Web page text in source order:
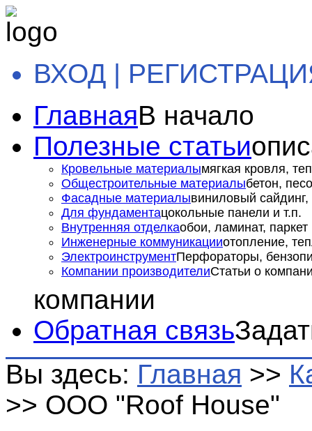
ВХОД |
ГлавнаяВ начало
Полезные статьи
Кровельные материалымягкая кровля,
Общестроительные материалыбетон,
Фасадные материалывиниловый сайдинг,
Для фундаментацокольные панели и т.п.
Внутренняя отделкаобои, ламинат, паркет
Инженерные коммуникацииотопление,
ЭлектроинструментПерфораторы,
Компании производителиСтатьи о
компании
Обратная связь
Вы здесь: Главная >>
>> ООО "Roof House"